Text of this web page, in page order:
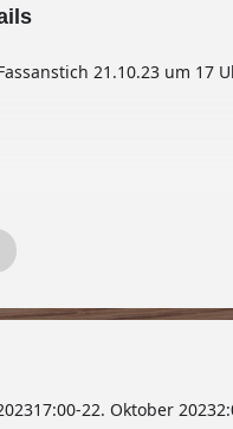
21.10.23 um 17
17:00-22. Oktober 2023